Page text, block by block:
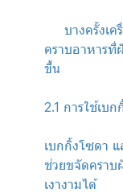
บางครั้งเครื่
คราบอาหารที่
ขึ้น
2.1 การใช้เบ
เบกกิ้งโซดา
ช่วยขจัดคราบ
เงางามได้